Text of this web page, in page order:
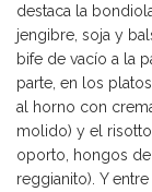
destaca la
jengibre, soja y
bife de vacío a la
parte, en los
al horno con
molido) y el
oporto, hongos
reggianito). Y